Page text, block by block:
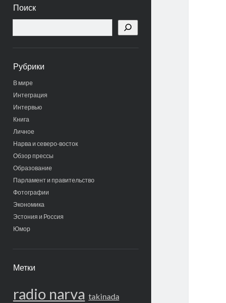
панель
Поиск
Рубрики
В мире
Интеграция
Интервью
Книга
Личное
Нарва и северо-восток
Обзор прессы
Образование
Парламент и правительство
Фотографии
Экономика
Эстония и Россия
Юмор
Метки
radio narva takinada